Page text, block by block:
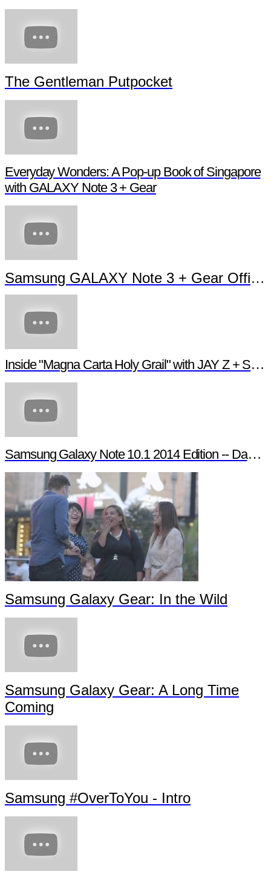
The Gentleman Putpocket
Everyday Wonders: A Pop-up Book of Singapore
with GALAXY Note 3 + Gear
Samsung GALAXY Note 3 + Gear Official TVC
Inside "Magna Carta Holy Grail" with JAY Z + Samsung
Samsung Galaxy Note 10.1 2014 Edition -- Day in the Life
Samsung Galaxy Gear: In the Wild
Samsung Galaxy Gear: A Long Time
Coming
Samsung #OverToYou - Intro